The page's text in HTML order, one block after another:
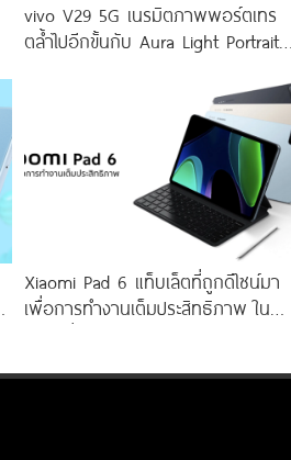
vivo V29 5G เนรมิตภาพพอร์ตเทร
ตล้ำไปอีกขั้นกับ Aura Light Portrait
Xiaomi Pad 6 แท็บเล็ตที่ถูกดีไซน์มา
เพื่อการทำงานเต็มประสิทธิภาพ ใน